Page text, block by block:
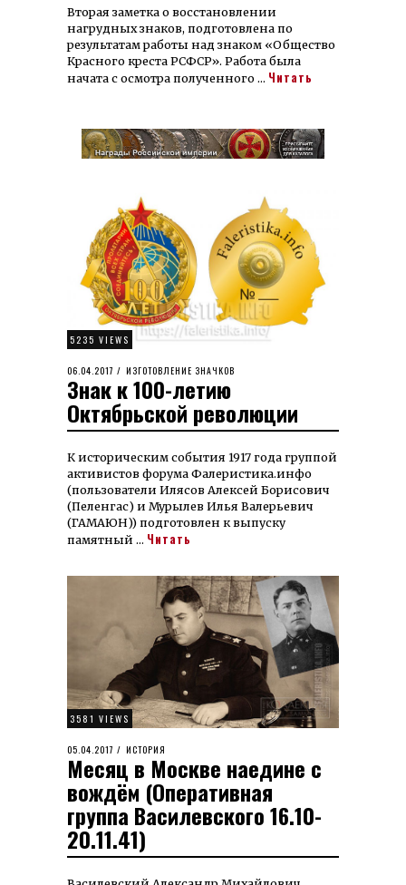
Вторая заметка о восстановлении
нагрудных знаков, подготовлена по
результатам работы над знаком «Общество
Красного креста РСФСР». Работа была
начата с осмотра полученного … Читать
5235 VIEWS
POSTED
ON
06.04.2017 28.11.2022
ИЗГОТОВЛЕНИЕ ЗНАЧКОВ
Знак к 100-летию
Октябрьской революции
К историческим события 1917 года группой
активистов форума Фалеристика.инфо
(пользователи Илясов Алексей Борисович
(Пеленгас) и Мурылев Илья Валерьевич
(ГАМАЮН)) подготовлен к выпуску
памятный … Читать
3581 VIEWS
POSTED
ON
05.04.2017 22.03.2023
ИСТОРИЯ
Месяц в Москве наедине с
вождём (Оперативная
группа Василевского 16.10-
20.11.41)